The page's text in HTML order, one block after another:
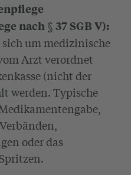
nach § 37 SGB V):
um medizinische
Arzt verordnet
(nicht der
werden. Typische
oder das